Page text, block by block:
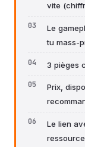
vite
Le
tu mass-
3 pièges
Prix,
Le lien